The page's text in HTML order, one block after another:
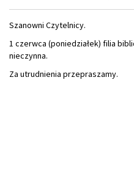
Szanowni Czytelnicy.
1 czerwca (poniedziałek) filia
nieczynna.
Za utrudnienia przepraszamy.